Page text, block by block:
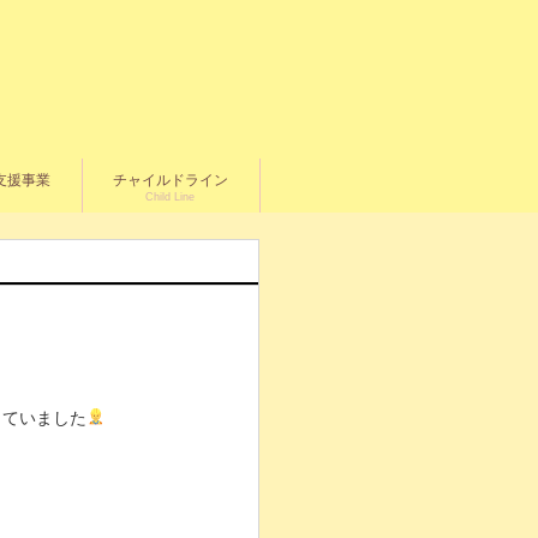
援事業 チャイルドライン
Child Line
いました